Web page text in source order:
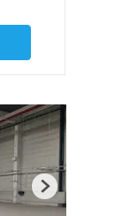
Next